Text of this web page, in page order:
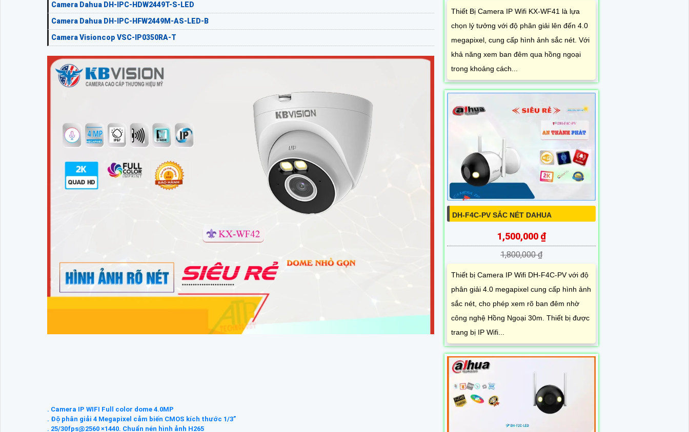
Camera Dahua DH-IPC-HDW2449T-S-LED
Camera Dahua DH-IPC-HFW2449M-AS-LED-B
Camera Visioncop VSC-IP0350RA-T
. Camera IP WIFI Full color dome 4.0MP
. Độ phân giải 4 Megapixel cảm biến CMOS kích thước 1/3”
. 25/30fps@2560 ×1440. Chuẩn nén hình ảnh H265
Thiết Bị Camera IP Wifi KX-WF41 là lựa
chọn lý tưởng với độ phân giải lên đến 4.0
megapixel, cung cấp hình ảnh sắc nét. Với
khả năng xem ban đêm qua hồng ngoại
trong khoảng cách...
DH-F4C-PV SẮC NÉT DAHUA
1,500,000 ₫
1,800,000 ₫
Thiết bị Camera IP Wifi DH-F4C-PV với độ
phân giải 4.0 megapixel cung cấp hình ảnh
sắc nét, cho phép xem rõ ban đêm nhờ
công nghệ Hồng Ngoại 30m. Thiết bị được
trang bị IP Wifi...